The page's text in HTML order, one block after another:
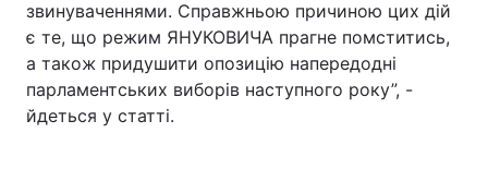
звинуваченнями. Справжньою причиною цих дій
є те, що режим ЯНУКОВИЧА прагне помститись,
а також придушити опозицію напередодні
парламентських виборів наступного року”, -
йдеться у статті.